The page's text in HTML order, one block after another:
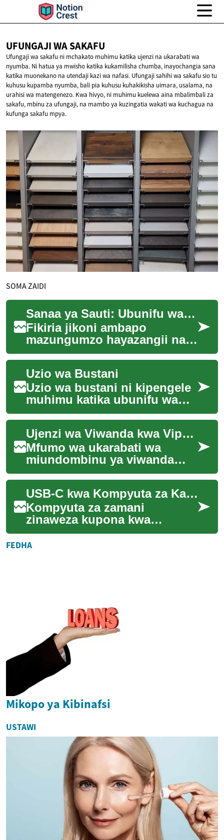
UFUNGAJI WASAKAFU
Ufungaji wa sakafu ni mchakato muhimu katika ujenzi na ukarabati wa
nyumba. Ni hatua ya mwisho katika kukamilisha chumba, inayochangia sana
katika muonekano na utendaji kazi wa nafasi. Ufungaji sahihi wa sakafu sio tu
kuhusu kupamba nyumba, bali pia kuhusu kuhakikisha uimara, usalama, na
urahisi wa matengenezo. Kwa hivyo, ni muhimu kuelewa aina mbalimbali za
sakafu, mbinu za ufungaji, na mambo ya kuzingatia wakati wa kuchagua na
kufunga sakafu mpya.
SOMA ZAIDI
Sanaa ya Sauti: Ubunifu wa Akustiki Nyumbani
Fikiria jikoni ambapo
mazungumzo hayazangii na
piano inasikika kwa uwazi.
Sauti nyumbani inaweza
kubadilisha hisia na...
Uzio wa Bustani
Uzio wa bustani ni kipengele
muhimu katika ubunifu wa
mandhari ya nyumbani.
Unaweza kutumika kwa
madhumuni mbalimbali...
Ujenzi wa Viwanda kwa Vipande: Mbinu za Haraka
Mfumo wa ukarabati wa
miundombinu ya viwanda
kupitia vipande
vinavyojengwa awali unazidi
kuvutia kampuni zinazolenga
...
USB-C kwa Kompyuta za Kale: Mwanga wa Upyaji
Kompyuta za zamani
zinaweza kupona kwa
muunganisho wa USB-C. Hii
inahitaji uelewa wa nguvu,
FEDHA
Mikopo ya Kibinafsi
USTAWI